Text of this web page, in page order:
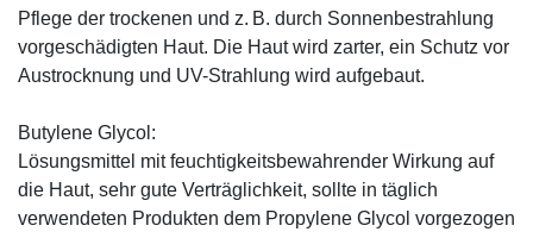
Pflege der trockenen und z. B. durch Sonnenbestrahlung
vorgeschädigten Haut. Die Haut wird zarter, ein Schutz vor
Austrocknung und UV-Strahlung wird aufgebaut.
Butylene Glycol:
Lösungsmittel mit feuchtigkeitsbewahrender Wirkung auf
die Haut, sehr gute Verträglichkeit, sollte in täglich
verwendeten Produkten dem Propylene Glycol vorgezogen